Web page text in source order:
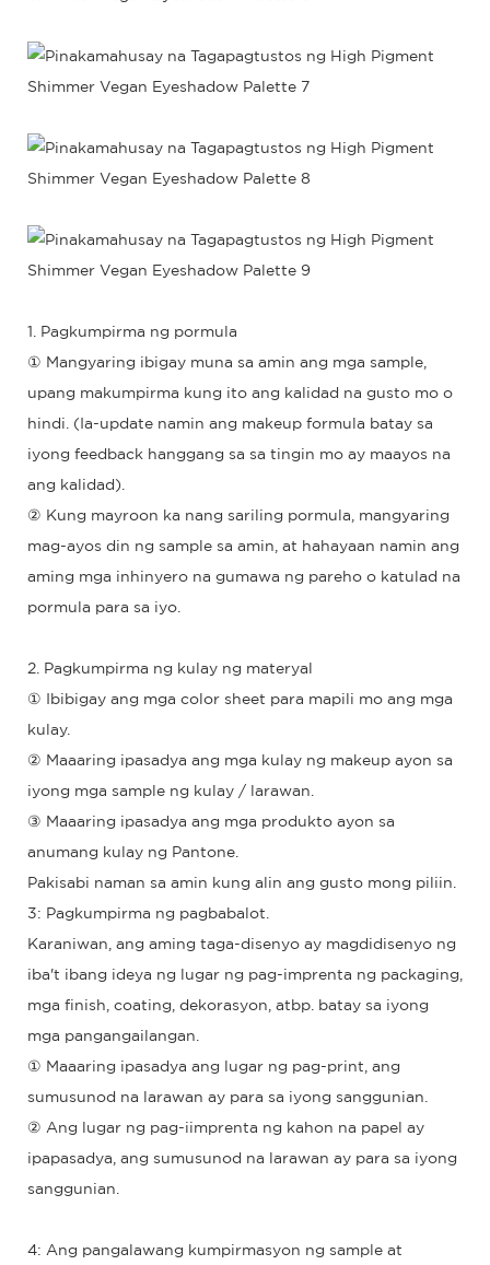
1. Pagkumpirma ng pormula
① Mangyaring ibigay muna sa amin ang mga sample,
upang makumpirma kung ito ang kalidad na gusto mo o
hindi. (Ia-update namin ang makeup formula batay sa
iyong feedback hanggang sa sa tingin mo ay maayos na
ang kalidad).
② Kung mayroon ka nang sariling pormula, mangyaring
mag-ayos din ng sample sa amin, at hahayaan namin ang
aming mga inhinyero na gumawa ng pareho o katulad na
pormula para sa iyo.
2. Pagkumpirma ng kulay ng materyal
① Ibibigay ang mga color sheet para mapili mo ang mga
kulay.
② Maaaring ipasadya ang mga kulay ng makeup ayon sa
iyong mga sample ng kulay / larawan.
③ Maaaring ipasadya ang mga produkto ayon sa
anumang kulay ng Pantone.
Pakisabi naman sa amin kung alin ang gusto mong piliin.
3: Pagkumpirma ng pagbabalot.
Karaniwan, ang aming taga-disenyo ay magdidisenyo ng
iba't ibang ideya ng lugar ng pag-imprenta ng packaging,
mga finish, coating, dekorasyon, atbp. batay sa iyong
mga pangangailangan.
① Maaaring ipasadya ang lugar ng pag-print, ang
sumusunod na larawan ay para sa iyong sanggunian.
② Ang lugar ng pag-iimprenta ng kahon na papel ay
ipapasadya, ang sumusunod na larawan ay para sa iyong
sanggunian.
4: Ang pangalawang kumpirmasyon ng sample at